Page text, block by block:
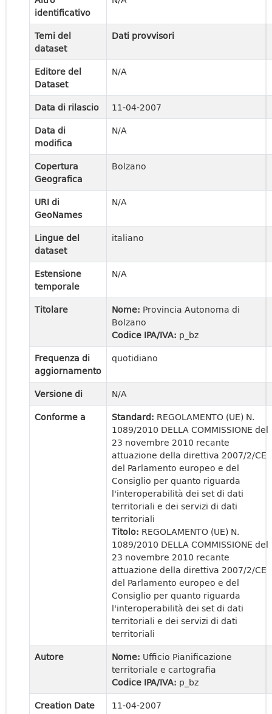
identificativo
Temi del
dataset
Dati provvisori
Editore del
Dataset
N/A
Data di rilascio
11-04-2007
Data di
modifica
N/A
Copertura
Geografica
Bolzano
URI di
GeoNames
N/A
Lingue del
dataset
italiano
Estensione
temporale
N/A
Titolare Nome: Provincia Autonoma di
Bolzano
Codice IPA/IVA: p_bz
Frequenza di
aggiornamento
quotidiano
Versione di
N/A
Conforme a
Standard: REGOLAMENTO (UE) N.
1089/2010 DELLA COMMISSIONE del
23 novembre 2010 recante
attuazione della direttiva 2007/2/CE
del Parlamento europeo e del
Consiglio per quanto riguarda
l'interoperabilità dei set di dati
territoriali e dei servizi di dati
territoriali
Titolo: REGOLAMENTO (UE) N.
1089/2010 DELLA COMMISSIONE del
23 novembre 2010 recante
attuazione della direttiva 2007/2/CE
del Parlamento europeo e del
Consiglio per quanto riguarda
l'interoperabilità dei set di dati
territoriali e dei servizi di dati
territoriali
Autore
Nome: Ufficio Pianificazione
territoriale e cartografia
Codice IPA/IVA: p_bz
Creation Date
11-04-2007